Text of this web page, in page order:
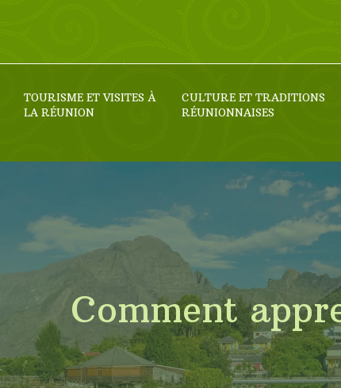
TOURISME ET VISITES À
LA RÉUNION
CULTURE ET TRADITIONS
RÉUNIONNAISES
Comment